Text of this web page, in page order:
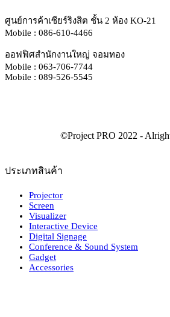
ศูนย์การค้าเซียร์ริงสิต ชั้น 2 ห้อง KO-21
Mobile : 086-610-4466
ออฟฟิศสำนักงานใหญ่ จอมทอง
Mobile : 063-706-7744
Mobile : 089-526-5545
ประเภทสินค้า
Projector
Screen
Visualizer
Interactive Device
Digital Signage
Conference & Sound System
Gadget
Accessories